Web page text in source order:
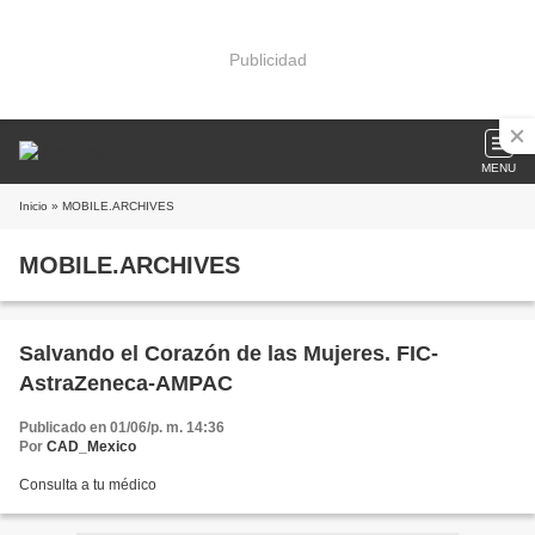
Publicidad
MENU
Inicio » MOBILE.ARCHIVES
MOBILE.ARCHIVES
Salvando el Corazón de las Mujeres. FIC-
AstraZeneca-AMPAC
Publicado en 01/06/p. m. 14:36
Por CAD_Mexico
Consulta a tu médico